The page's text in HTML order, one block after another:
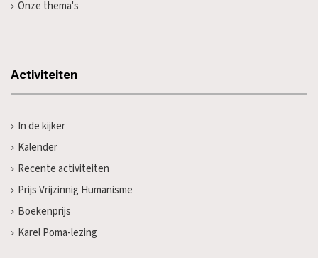
Onze thema's
Activiteiten
In de kijker
Kalender
Recente activiteiten
Prijs Vrijzinnig Humanisme
Boekenprijs
Karel Poma-lezing